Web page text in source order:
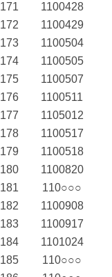
171
1100428
172
1100429
173
1100504
174
1100505
175
1100507
176
1100511
177
1105012
178
1100517
179
1100518
180
1100820
181
110○○○
182
1100908
183
1100917
184
1101024
185
110○○○